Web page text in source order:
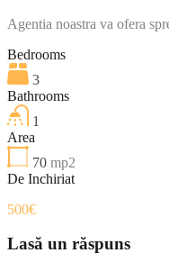
Agentia noastra va ofera
Bedrooms
3
Bathrooms
1
Area
70 mp2
De Inchiriat
500€
Lasă un răspuns